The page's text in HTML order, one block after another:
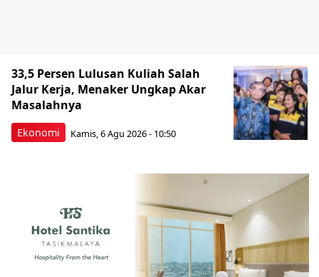
Ekonomi
33,5 Persen Lulusan Kuliah Salah
Jalur Kerja, Menaker Ungkap Akar
Masalahnya
Kamis, 6 Agu 2026 - 10:50